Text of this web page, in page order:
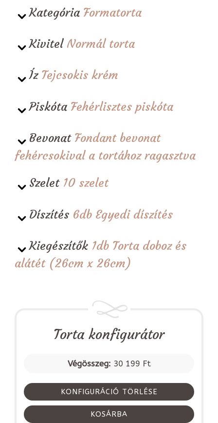
Kategória Formatorta
Kivitel Normál torta
Íz Tejcsokis krém
Piskóta Fehérlisztes piskóta
Bevonat Fondant bevonat
fehércsokival a tortához ragasztva
Szelet 10 szelet
Díszítés 6db Egyedi díszítés
Kiegészítők 1db Torta doboz és
alátét (26cm x 26cm)
Torta konfigurátor
Végösszeg: 30 199 Ft
KONFIGURÁCIÓ TÖRLÉSE
KOSÁRBA